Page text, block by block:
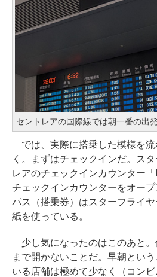
セントレアの国際線では朝一番の出
では、実際に搭乗した模様を流
く。まずはチェックインだ。ス
レアのチェックインカウンター
チェックインカウンターをオー
パス（搭乗券）はスターフライ
紙を使っている。
少し気になったのはこのあと。
まで開かないことだ。早朝とい
いる店舗は極めて少なく（コン